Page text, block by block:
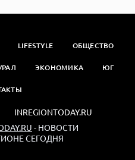
LIFESTYLE ОБЩЕСТВО
ЭКОНОМИКА ЮГ
- НОВОСТИ
СЕГОДНЯ